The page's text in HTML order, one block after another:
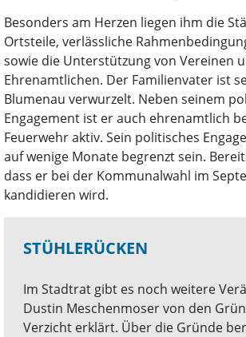
Besonders am Herzen liegen ihm die
Ortsteile, verlässliche
sowie die Unterstützung von Vereinen
Ehrenamtlichen. Der Familienvater ist
Blumenau verwurzelt. Neben seinem
Engagement ist er auch ehrenamtlich
Feuerwehr aktiv. Sein politisches
auf wenige Monate begrenzt sein.
dass er bei der Kommunalwahl im
kandidieren wird.
STÜHLERÜCKEN
Im Stadtrat gibt es noch weitere
Dustin Meschenmoser von den
Verzicht erklärt. Über die Gründe